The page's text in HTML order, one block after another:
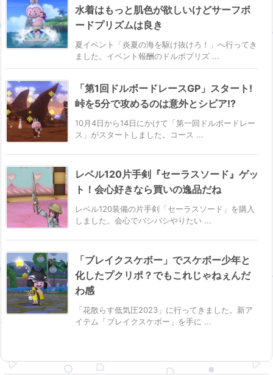
水着はもっと肌色が欲しいけどサーフボ
ードプリズムは良き
夏イベント「炎夏の海を駆け抜けろ！」へ行ってき
ました。イベント報酬のドルボプリズ ...
「第1回ドルボードレースGP」スタート!
峠を5分で攻めるのは意外とシビア!?
10月4日から14日にかけて「第一回ドルボードレー
ス」がスタートしました。コース ...
レベル120片手剣『セーラスソード』ゲッ
ト！会心好きなら買いの逸品だね
レベル120装備の片手剣「セーラスソード」を購入
しました。会心でバシバシやりたい ...
「ブレイクスケボー」でスケボー少年と
化したプクリポ？でもこれじゃねぇんだ
わ感
「花散らす低気圧2023」に行ってきました。新ア
イテム「ブレイクスケボー」を手に ...